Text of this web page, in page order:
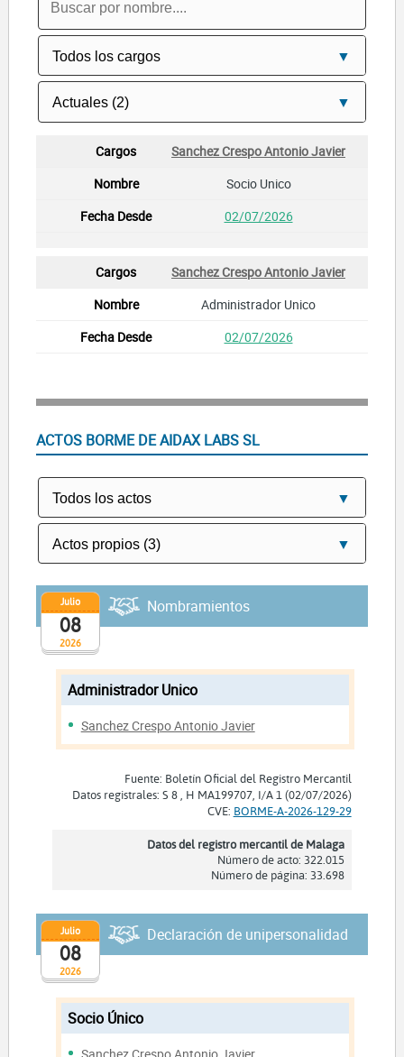
Sanchez Crespo Antonio Javier
Socio Unico
02/07/2026
Sanchez Crespo Antonio Javier
Administrador Unico
02/07/2026
ACTOS BORME DE AIDAX LABS SL
2026
Julio
08
Nombramientos
Administrador Unico
Sanchez Crespo Antonio Javier
Fuente: Boletín Oficial del Registro Mercantil
Datos registrales: S 8 , H MA199707, I/A 1 (02/07/2026)
CVE: BORME-A-2026-129-29
Datos del registro mercantil de Malaga
Número de acto: 322.015
Número de página: 33.698
2026
Julio
08
Declaración de unipersonalidad
Socio Único